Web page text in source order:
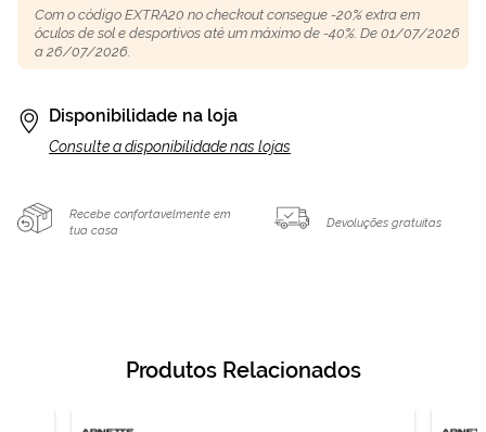
Com o código EXTRA20 no checkout consegue -20% extra em
óculos de sol e desportivos até um máximo de -40%. De 01/07/2026
a 26/07/2026.
Disponibilidade na loja
Consulte a disponibilidade nas lojas
Recebe confortavelmente em
tua casa
Devoluções gratuitas
Produtos Relacionados